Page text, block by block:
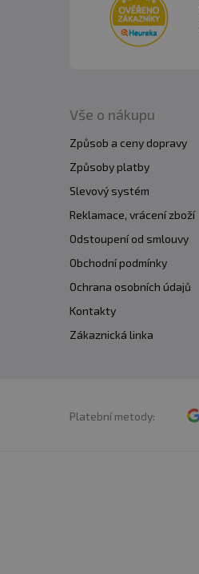
Vše o nákupu
Způsob a ceny dopravy
Způsoby platby
Slevový systém
Reklamace, vrácení zboží
Odstoupení od smlouvy
Obchodní podmínky
Ochrana osobních údajů
Kontakty
Zákaznická linka
Platební metody: